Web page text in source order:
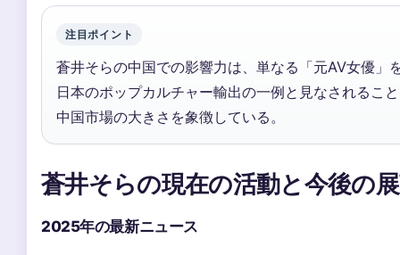
注目ポイント
蒼井そらの中国での影響力は、単なる「元AV女優」
日本のポップカルチャー輸出の一例と見なされるこ
中国市場の大きさを象徴している。
蒼井そらの現在の活動と今後の
2025年の最新ニュース